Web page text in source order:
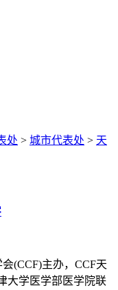
处 > 城市代表处 > 天
(CCF)主办，CCF天
大学医学部医学院联